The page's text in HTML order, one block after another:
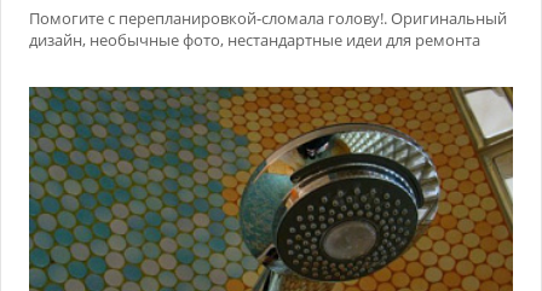
Помогите с перепланировкой-сломала голову!. Оригинальный
дизайн, необычные фото, нестандартные идеи для ремонта